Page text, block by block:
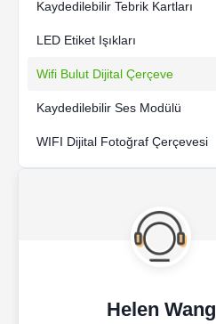
Kaydedilebilir Tebrik Kartları
LED Etiket Işıkları
Wifi Bulut Dijital Çerçeve
Kaydedilebilir Ses Modülü
WIFI Dijital Fotoğraf Çerçevesi
Helen Wang